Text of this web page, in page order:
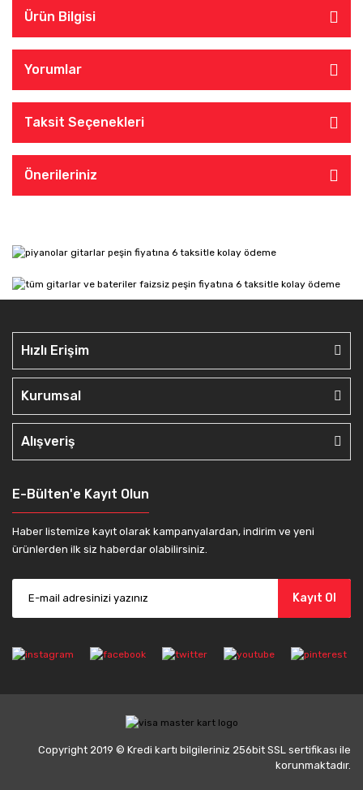
Ürün Bilgisi
Yorumlar
Taksit Seçenekleri
Önerileriniz
Hızlı Erişim
Kurumsal
Alışveriş
E-Bülten'e Kayıt Olun
Haber listemize kayıt olarak kampanyalardan, indirim ve yeni
ürünlerden ilk siz haberdar olabilirsiniz.
Kayıt Ol
Copyright 2019 © Kredi kartı bilgileriniz 256bit SSL sertifikası ile
korunmaktadır.